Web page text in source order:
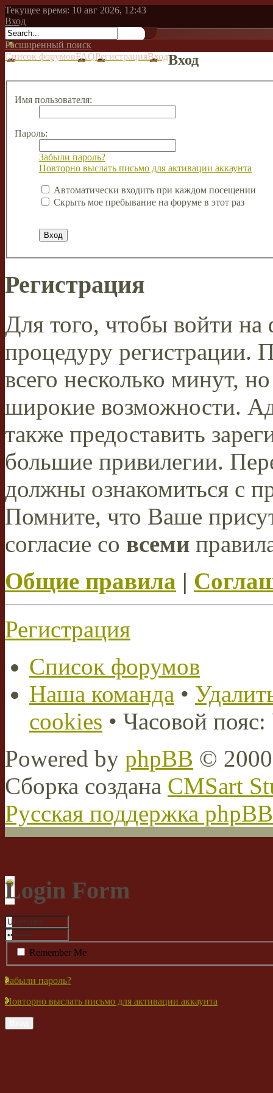
Текущее время: 10 авг 2026, 12:43
Вход
Расширенный поиск
Список форумовFAQРегистрацияВходВход
Имя пользователя:
Пароль:
Забыли пароль?
Повторно выслать письмо для активации аккаунта
Автоматически входить при каждом посещении
Скрыть мое пребывание на форуме в этот раз
Регистрация
Для того, чтобы войти
процедуру регистрации.
всего несколько минут,
широкие возможности.
также предоставить
большие привилегии.
должны ознакомиться с
Помните, что Ваше
согласие со всеми
Общие правила |
Регистрация
Список форумов
Наша команда •
cookies • Часовой
Powered by phpBB ©
Сборка создана CMSart
Русская поддержка phpBB
Login Form
Remember Me
Забыли пароль?
Повторно выслать письмо для активации аккаунта